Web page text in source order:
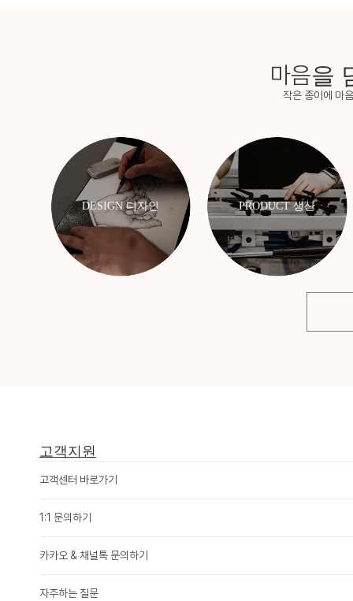
마음을
작은 종이에 마
DESIGN 디자인 PRODUCT 생산
고객지원
고객센터 바로가기
1:1 문의하기
카카오 & 채널톡 문의하기
자주하는 질문